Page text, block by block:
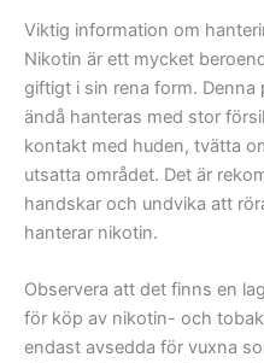
Viktig information om
Nikotin är ett mycket
giftigt i sin rena form.
ändå hanteras med stor
kontakt med huden, tvätta
utsatta området. Det är
handskar och undvika att
hanterar nikotin.
Observera att det finns en
för köp av nikotin- och
endast avsedda för vuxna